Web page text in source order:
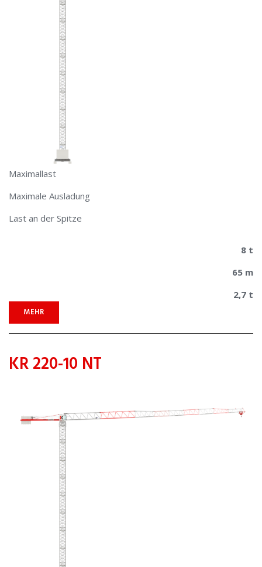
Maximallast
Maximale Ausladung
Last an der Spitze
8 t
65 m
2,7 t
MEHR
KR 220-10 NT